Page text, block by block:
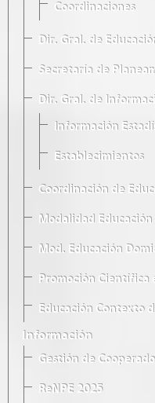
Coordinaciones
Dir. Gral. de
Secretaría de
Dir. Gral. de
Información
Establecimientos
Coordinación de
Modalidad Educación
Mod. Educación
Promoción Científica
Educación Contexto
Información
Gestión de
ReNPE 2025